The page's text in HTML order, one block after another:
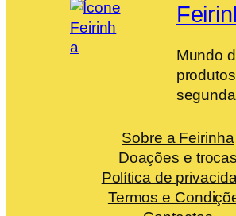
Mundo
Sobre a Feirinha
Doações e trocas
Política de
Termos e